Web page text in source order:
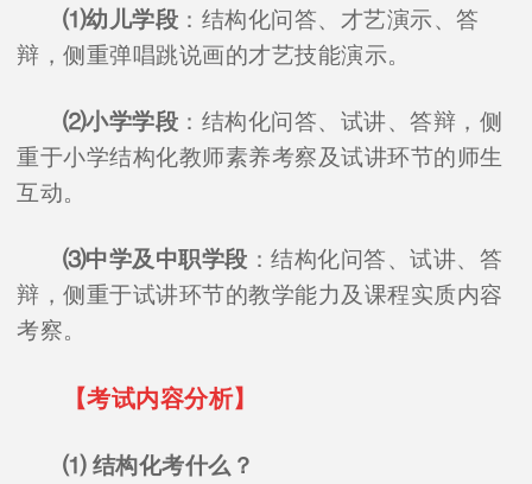
⑴幼儿学段 ：结构化问答、才艺演示、答
辩，侧重弹唱跳说画的才艺技能演示。
⑵小学学段 ：结构化问答、试讲、答辩，侧
重于小学结构化教师素养考察及试讲环节的师生
互动。
⑶中学及中职学段 ：结构化问答、试讲、答
辩，侧重于试讲环节的教学能力及课程实质内容
考察。
【考试内容分析】
⑴ 结构化考什么？